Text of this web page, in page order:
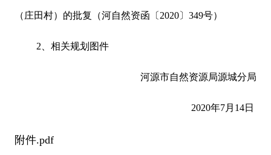
（庄田村）的批复（河自然资函〔2020〕349号）
2、相关规划图件
河源市自然资源局源城分局
2020年7月14日
附件.pdf